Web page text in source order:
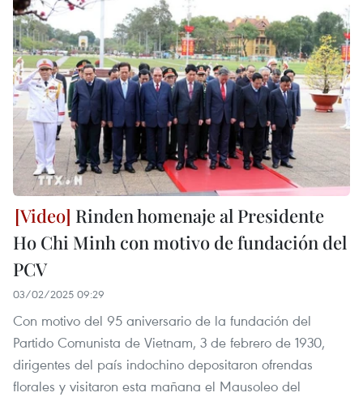
Rinden homenaje al Presidente
Ho Chi Minh con motivo de fundación del
PCV
03/02/2025 09:29
Con motivo del 95 aniversario de la fundación del
Partido Comunista de Vietnam, 3 de febrero de 1930,
dirigentes del país indochino depositaron ofrendas
florales y visitaron esta mañana el Mausoleo del